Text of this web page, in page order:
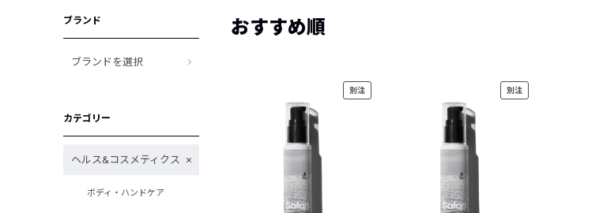
フォーカスブランド
セールおすすめアイテム
人気アイテム TOP 15
ブランド
ブランドを選択
カテゴリー
ヘルス&コスメティクス
ボディ・ハンドケア
おすすめ順
別注 別注